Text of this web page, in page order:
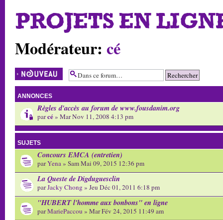
PROJETS EN
Modérateur: cé
Écrire un nouveau
sujet
ANNONCES
Règles d'accès au forum de www.fousdanim.org
parcé» Mar Nov 11, 2008 4:13 pm
SUJETS
Concours EMCA (entretien)
parYena» Sam Mai 09, 2015 12:36 pm
La Queste de Digduguesclin
parJacky Chong » Jeu Déc 01, 2011 6:18 pm
"HUBERT l'homme aux bonbons" en ligne
parMariePaccou » Mar Fév 24, 2015 11:49 am